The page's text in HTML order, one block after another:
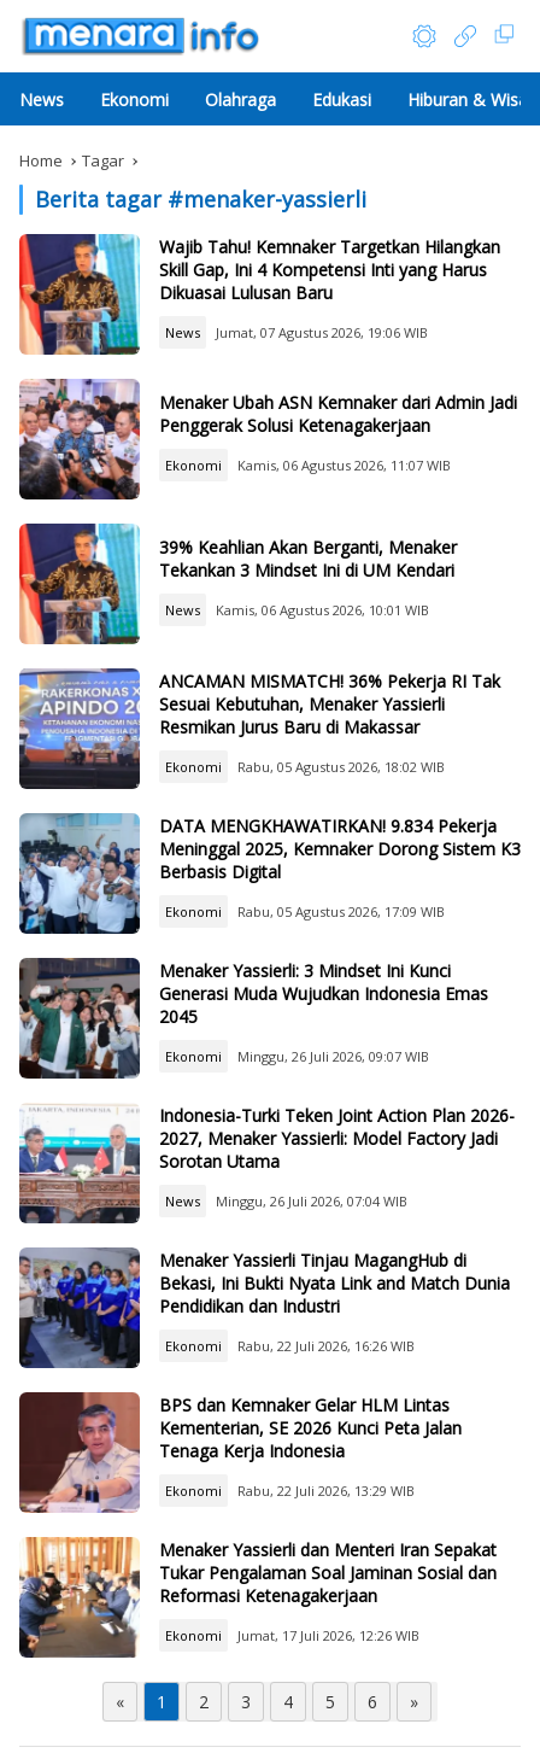
News Ekonomi Olahraga Edukasi Hiburan &
Home Tagar
Berita tagar #menaker-yassierli
Wajib Tahu! Kemnaker Targetkan Hilangkan
Skill Gap, Ini 4 Kompetensi Inti yang Harus
Dikuasai Lulusan Baru
News Jumat, 07 Agustus 2026, 19:06 WIB
Menaker Ubah ASN Kemnaker dari Admin Jadi
Penggerak Solusi Ketenagakerjaan
Ekonomi Kamis, 06 Agustus 2026, 11:07 WIB
39% Keahlian Akan Berganti, Menaker
Tekankan 3 Mindset Ini di UM Kendari
News Kamis, 06 Agustus 2026, 10:01 WIB
ANCAMAN MISMATCH! 36% Pekerja RI Tak
Sesuai Kebutuhan, Menaker Yassierli
Resmikan Jurus Baru di Makassar
Ekonomi Rabu, 05 Agustus 2026, 18:02 WIB
DATA MENGKHAWATIRKAN! 9.834 Pekerja
Meninggal 2025, Kemnaker Dorong Sistem K3
Berbasis Digital
Ekonomi Rabu, 05 Agustus 2026, 17:09 WIB
Menaker Yassierli: 3 Mindset Ini Kunci
Generasi Muda Wujudkan Indonesia Emas
2045
Ekonomi Minggu, 26 Juli 2026, 09:07 WIB
Indonesia-Turki Teken Joint Action Plan 2026-
2027, Menaker Yassierli: Model Factory Jadi
Sorotan Utama
News Minggu, 26 Juli 2026, 07:04 WIB
Menaker Yassierli Tinjau MagangHub di
Bekasi, Ini Bukti Nyata Link and Match Dunia
Pendidikan dan Industri
Ekonomi Rabu, 22 Juli 2026, 16:26 WIB
BPS dan Kemnaker Gelar HLM Lintas
Kementerian, SE 2026 Kunci Peta Jalan
Tenaga Kerja Indonesia
Ekonomi Rabu, 22 Juli 2026, 13:29 WIB
Menaker Yassierli dan Menteri Iran Sepakat
Tukar Pengalaman Soal Jaminan Sosial dan
Reformasi Ketenagakerjaan
Ekonomi Jumat, 17 Juli 2026, 12:26 WIB
« 1 2 3 4 5 6 »